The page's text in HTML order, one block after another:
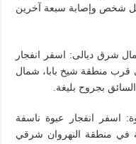
شخص وإصابة سبعة آخرين
شرق ديالى: اسفر انفجار
قرب منطقة شيخ بابا، شمال
بجروح بليغة.
اسفر انفجار عبوة ناسفة
في منطقة النهروان شرقي